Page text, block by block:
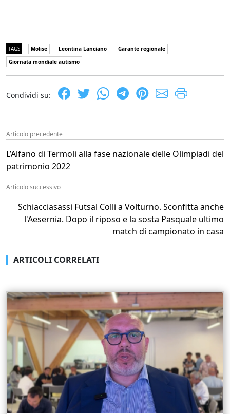
TAGS Molise Leontina Lanciano
Garante regionale
Giornata mondiale autismo
Condividi su:
Articolo precedente
L’Alfano di Termoli alla fase nazionale delle Olimpiadi del
patrimonio 2022
Articolo successivo
Schiacciasassi Futsal Colli a Volturno. Sconfitta anche
l'Aesernia. Dopo il riposo e la sosta Pasquale ultimo
match di campionato in casa
ARTICOLI CORRELATI